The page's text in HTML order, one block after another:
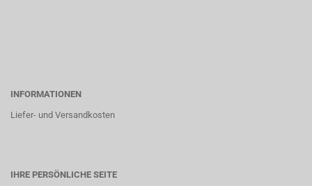
INFORMATIONEN
Liefer- und Versandkosten
IHRE PERSÖNLICHE SEITE